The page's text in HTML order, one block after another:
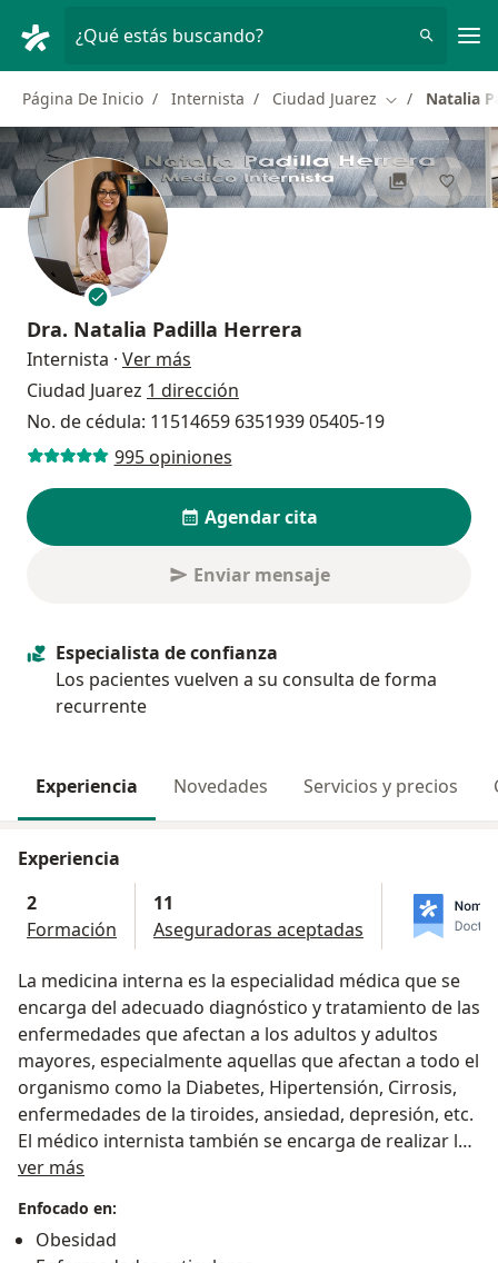
¿Qué estás buscando?
Página De Inicio Internista Ciudad Juarez Cambiar de
Natalia
Dra. Natalia Padilla Herrera
Internista · Ver más
Ciudad Juarez 1 dirección
No. de cédula: 11514659 6351939 05405-19
995 opiniones
Agendar cita
Enviar mensaje
Especialista de confianza
Los pacientes vuelven a su consulta de forma
recurrente
Experiencia Novedades Servicios y precios
Experiencia
2
Formación
11
Aseguradoras aceptadas
La medicina interna es la especialidad médica que se
encarga del adecuado diagnóstico y tratamiento de las
enfermedades que afectan a los adultos y adultos
mayores, especialmente aquellas que afectan a todo el
organismo como la Diabetes, Hipertensión, Cirrosis,
enfermedades de la tiroides, ansiedad, depresión, etc.
El médico internista también se encarga de realizar la
valoración preoperatoria, la cual se requiere cuando
quirúrgica, con el objetivo de identificar y prevenir
cualquier problema médico, que pueda originar
ver más
Enfocado en:
Obesidad